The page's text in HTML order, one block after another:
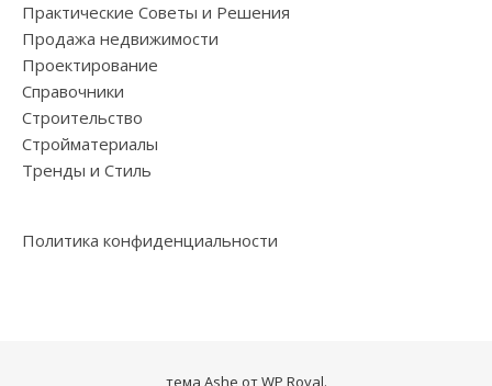
Практические Советы и Решения
Продажа недвижимости
Проектирование
Справочники
Строительство
Стройматериалы
Тренды и Стиль
Политика конфиденциальности
тема Ashe отWP Royal.